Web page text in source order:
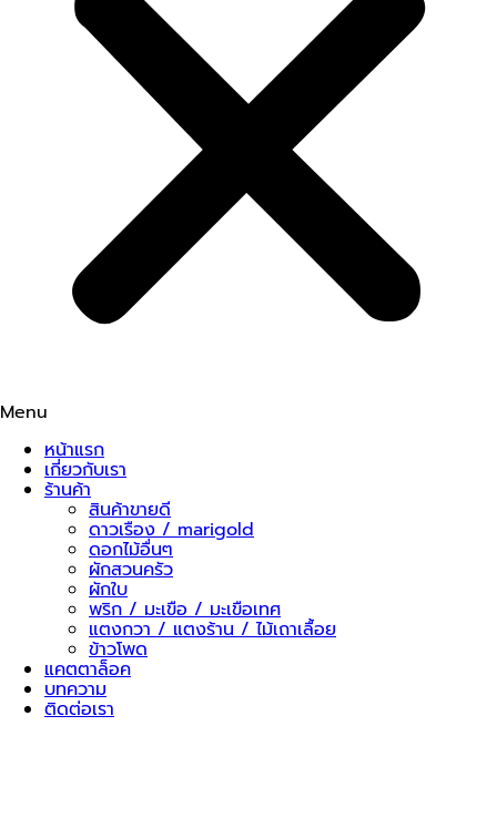
Menu
หน้าแรก
เกี่ยวกับเรา
ร้านค้า
สินค้าขายดี
ดาวเรือง / marigold
ดอกไม้อื่นๆ
ผักสวนครัว
ผักใบ
พริก / มะเขือ / มะเขือเทศ
แตงกวา / แตงร้าน / ไม้เถาเลื้อย
ข้าวโพด
แคตตาล็อค
บทความ
ติดต่อเรา